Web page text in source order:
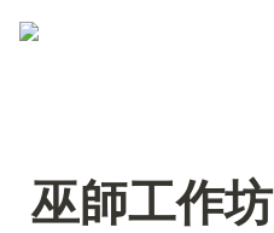
巫師工作坊